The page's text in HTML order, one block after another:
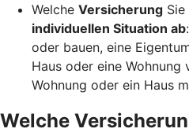
Welche Versicherung
individuellen Situation ab
oder bauen, eine
Haus oder eine Wohnung
Wohnung oder ein Haus
Welche